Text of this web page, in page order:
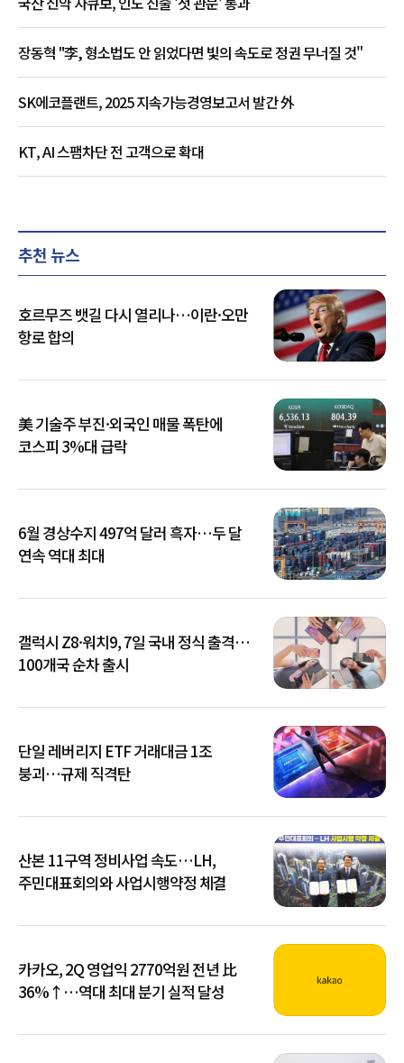
장동혁 "李, 형소법도 안 읽었다면 빛의 속도로 정권 무너질 것"
SK에코플랜트, 2025 지속가능경영보고서 발간 外
KT, AI 스팸차단 전 고객으로 확대
추천 뉴스
호르무즈 뱃길 다시 열리나…이란·오만
항로 합의
美 기술주 부진·외국인 매물 폭탄에
코스피 3%대 급락
6월 경상수지 497억 달러 흑자…두 달
연속 역대 최대
갤럭시 Z8·워치9, 7일 국내 정식 출격…
100개국 순차 출시
단일 레버리지 ETF 거래대금 1조
붕괴…규제 직격탄
산본 11구역 정비사업 속도…LH,
주민대표회의와 사업시행약정 체결
카카오, 2Q 영업익 2770억원 전년 比
36%↑…역대 최대 분기 실적 달성